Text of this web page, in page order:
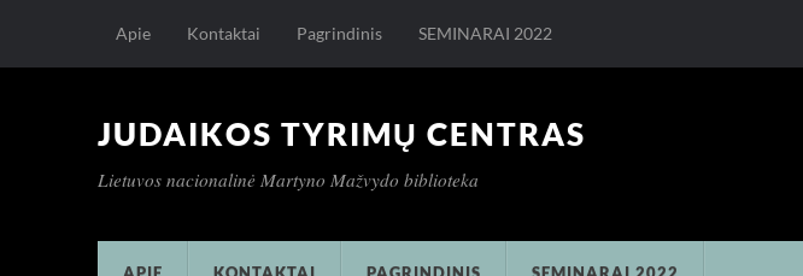
Apie Kontaktai Pagrindinis SEMINARAI 2022
JUDAIKOS TYRIMŲ CENTRAS
Lietuvos nacionalinė Martyno Mažvydo biblioteka